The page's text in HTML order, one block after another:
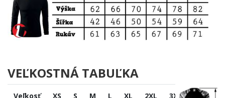
VEĽKOSTNÁ TABUĽKA
Veľkosť XS S M L XL 2XL 3XL